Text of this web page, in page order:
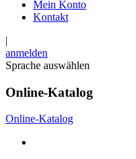
Mein Konto
Kontakt
|
anmelden
Sprache auswählen
Online-Katalog
Online-Katalog